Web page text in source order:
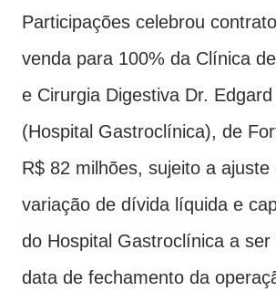
Participações celebrou
venda para 100% da Clínica
e Cirurgia Digestiva Dr.
(Hospital Gastroclínica), de
R$ 82 milhões, sujeito a
variação de dívida líquida e
do Hospital Gastroclínica a ser
data de fechamento da